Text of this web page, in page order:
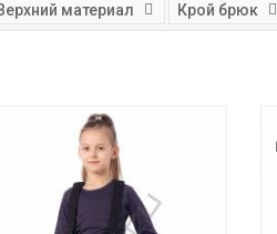
материал Крой брюк